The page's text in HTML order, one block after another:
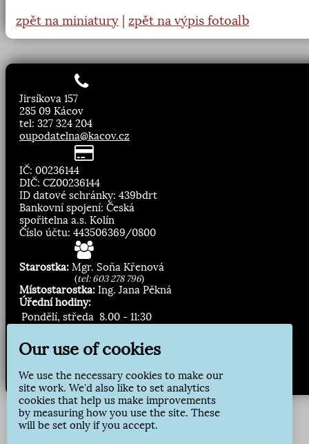
zpět na miniatury zpět na výpis fotoalb
Jirsíkova 157
285 09 Kácov
tel: 327 324 204
oupodatelna@kacov.cz
IČ: 00236144
DIČ: CZ00236144
ID datové schránky: 439bdrt
Bankovní spojení: Česká
spořitelna a.s. Kolín
Číslo účtu: 443506369/0800
Starostka: Mgr. Soňa Křenová
(tel: 603 278 796)
Místostarostka: Ing. Jana Pěkná
Úřední hodiny:
Pondělí, středa 8.00 - 11:30
Zasílání novinek:
Přihlásit odběr
Our use of cookies
We use the necessary cookies to make our
site work. We'd also like to set analytics
cookies that help us make improvements
by measuring how you use the site. These
will be set only if you accept.